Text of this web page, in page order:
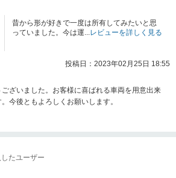
昔から形が好きで一度は所有してみたいと思
っていました。今は運...レビューを詳しく見る
投稿日：2023年02月25日 18:55
ざいました。お客様に喜ばれる車両を用意出来
今後ともよろしくお願いします。
たユーザー